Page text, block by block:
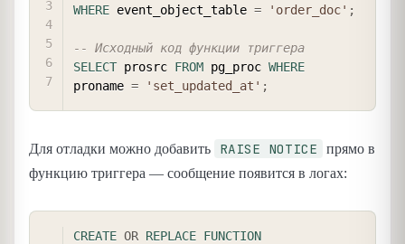
WHERE event_object_table = 'order_doc' ;
-- Исходный код функции триггера
SELECT prosrc FROM pg_proc WHERE
proname = 'set_updated_at' ;
Для отладки можно добавить RAISE NOTICE
прямо в
функцию триггера — сообщение появится в логах:
CREATE OR REPLACE FUNCTION